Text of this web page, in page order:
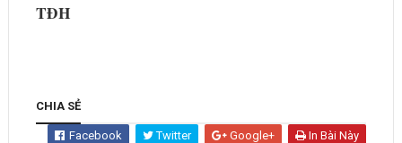
TĐH
CHIA SẺ
Facebook Twitter Google+ In Bài Này